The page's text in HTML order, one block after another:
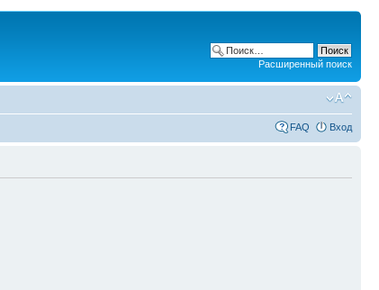
Расширенный поиск
FAQ Вход